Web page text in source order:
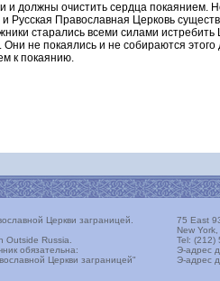
и должны очистить сердца покаянием.
Русская Православная Церковь
старались всеми силами
не покаялись и не собираются
к покаянию.
Церкви заграницей.
Outside Russia.
обязательна:
Церкви заграницей"
75 East
New
Tel: (212)
Э-адрес
Э-адрес